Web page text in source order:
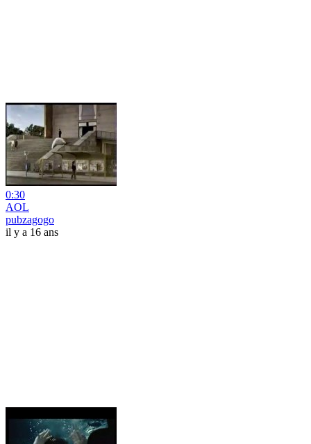
0:30
AOL
pubzagogo
il y a 16 ans